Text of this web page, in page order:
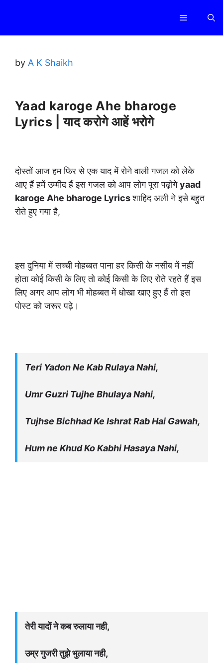
content
Menu
by A K Shaikh
Yaad karoge Ahe bharoge
Lyrics | याद करोगे आहें भरोगे
दोस्तों आज हम फिर से एक याद में रोने वाली गजल को लेके
आए हैं हमें उम्मीद हैं इस गजल को आप लोग पूरा पढ़ोगेyaad
karoge Ahe bharoge Lyricsशाहिद अली ने इसे बहुत
रोते हुए गया है,
इस दुनिया में सच्ची मोहब्बत पाना हर किसी के नसीब में नहीं
होता कोई किसी के लिए तो कोई किसी के लिए रोते रहते हैं इस
लिए अगर आप लोग भी मोहब्बत में धोखा खाए हुए हैं तो इस
पोस्ट को जरूर पढ़े।
Teri Yadon Ne Kab Rulaya Nahi,
Umr Guzri Tujhe Bhulaya Nahi,
Tujhse Bichhad Ke Ishrat Rab Hai Gawah,
Hum ne Khud Ko Kabhi Hasaya Nahi,
तेरी यादों ने कब रुलाया नही,
उम्र गुजरी तुझे भुलाया नही,